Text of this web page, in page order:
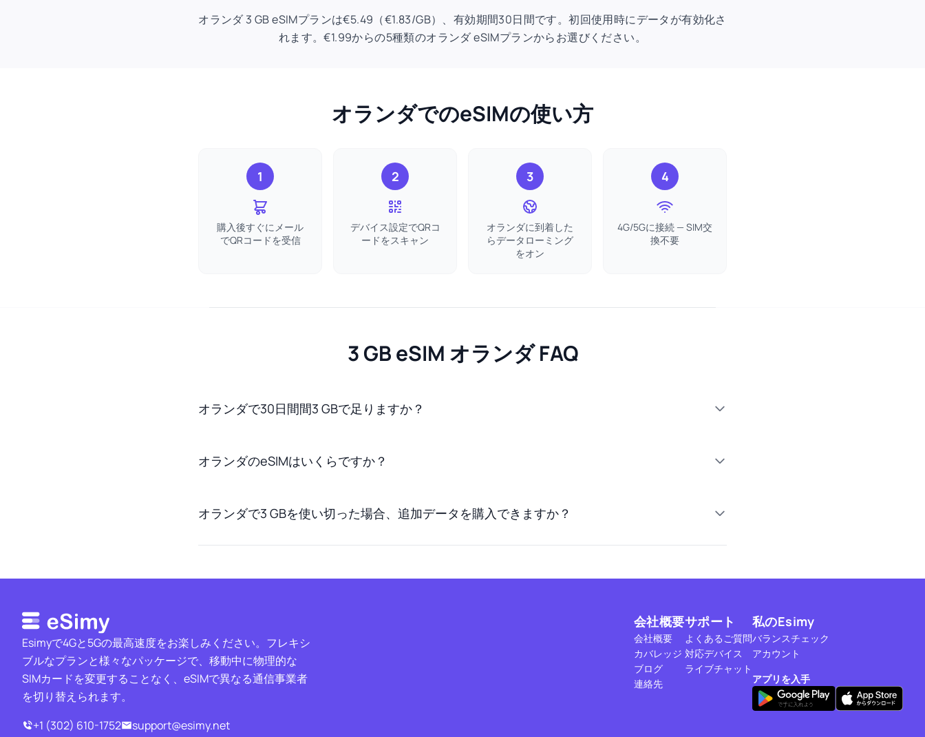
オランダ 3 GB eSIMプランは€5.49（€1.83/GB）、有効期間30日間です。初回使用時にデータが有効化さ
れます。€1.99からの5種類のオランダ eSIMプランからお選びください。
オランダでのeSIMの使い方
1
購入後すぐにメール
でQRコードを受信
2
デバイス設定でQRコ
ードをスキャン
3
オランダに到着した
らデータローミング
をオン
4
4G/5Gに接続 — SIM交
換不要
3 GB eSIM オランダ FAQ
オランダで30日間間3 GBで足りますか？
オランダのeSIMはいくらですか？
オランダで3 GBを使い切った場合、追加データを購入できますか？
Esimyで4Gと5Gの最高速度をお楽しみください。フレキシ
ブルなプランと様々なパッケージで、移動中に物理的な
SIMカードを変更することなく、eSIMで異なる通信事業者
を切り替えられます。
+1 (302) 610-1752
support@esimy.net
会社概要
会社概要
カバレッジ
ブログ
連絡先
サポート
よくあるご質問
対応デバイス
ライブチャット
私のEsimy
バランスチェック
アカウント
アプリを入手